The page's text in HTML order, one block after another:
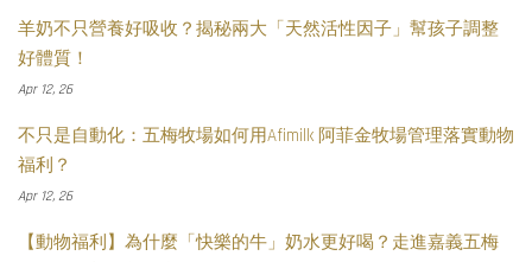
羊奶不只營養好吸收？揭秘兩大「天然活性因子」幫孩子調整
好體質！
Apr 12, 26
不只是自動化：五梅牧場如何用Afimilk 阿菲金牧場管理落實動物
福利？
Apr 12, 26
【動物福利】為什麼「快樂的牛」奶水更好喝？走進嘉義五梅